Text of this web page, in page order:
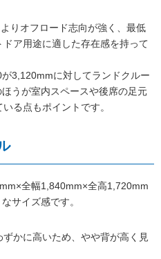
りオフロード志向が強く、最低
ア用途に適した存在感を持って
3,120mmに対してランドクルー
うが室内スペースや後席の足元
る点もポイントです。
全幅1,840mm×全高1,720mm
サイズ感です。
かに高いため、やや背が高く見